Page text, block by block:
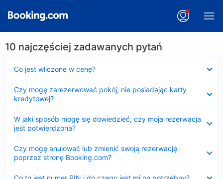
10 najczęściej zadawanych pytań
Co jest wliczone w cenę?
Czy mogę zarezerwować pokój, nie posiadając karty
kredytowej?
W jaki sposób mogę się dowiedzieć, czy moja rezerwacja
jest potwierdzona?
Czy mogę anulować lub zmienić swoją rezerwację
poprzez stronę Booking.com?